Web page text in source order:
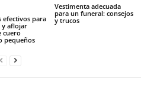
efectivos para
y aflojar
cuero
pequeños
Vestimenta adecuada
para un funeral: consejos
y trucos